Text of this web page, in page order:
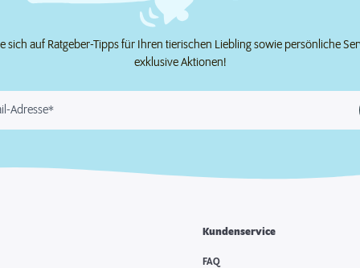
sich auf Ratgeber-Tipps für Ihren tierischen Liebling sowie persönliche
exklusive Aktionen!
Adresse*
Kundenservice
FAQ